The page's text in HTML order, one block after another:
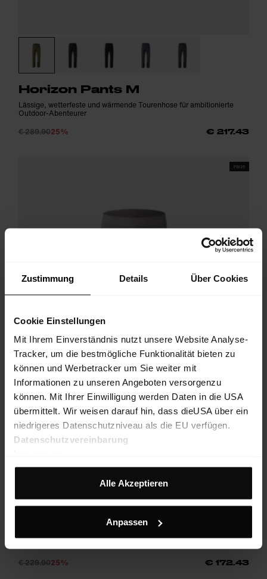
Zustimmung Details Über Cookies
Cookie Einstellungen
Mit Ihrem Einverständnis nutzt unsere Website Analyse-
Tracker, um die bestmögliche Funktionalität bieten zu
können und Werbetracker um Sie weiter mit
Informationen zu unseren Angeboten versorgenzu
können. Mit Ihrer Einwilligung werden Daten in die USA
übermittelt. Wir weisen darauf hin, dass dieUSA über ein
niedrigeres Datenschutzniveau als die EU verfügen.
Datenschutzvereinbarung
Alle Akzeptieren
Anpassen
Horizon Pants M
Lässige, wetterfeste und wärmende Tourenhose für ambitionierte
Outdoor-Abenteurer
€ 289.9025% € 217.43
FW25
Wildtrack Pants M
Elastische Funktionshose mit winddichtem Frontbesatz zum
€ 229.9025% € 172.43